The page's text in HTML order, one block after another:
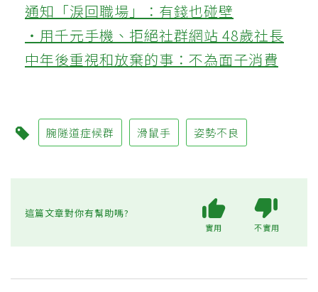
通知「淚回職場」：有錢也碰壁
‧用千元手機、拒絕社群網站 48歲社長
中年後重視和放棄的事：不為面子消費
腕隧道症候群 滑鼠手 姿勢不良
這篇文章對你有幫助嗎?
實用 不實用